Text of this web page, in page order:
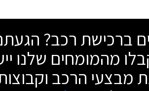
ברכישת רכב?
מהמומחים שלנו
מבצעי הרכב